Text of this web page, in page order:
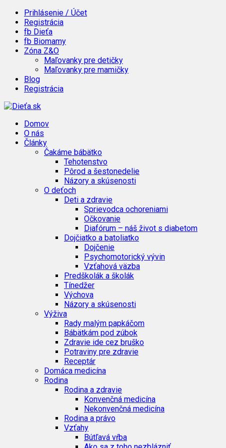
Prihlásenie / Účet
Registrácia
fb Dieťa
fb Biomamy
Zóna Z&O
Maľovanky pre detičky
Maľovanky pre mamičky
Blog
Registrácia
Domov
O nás
Články
Čakáme bábätko
Tehotenstvo
Pôrod a šestonedelie
Názory a skúsenosti
O deťoch
Deti a zdravie
Sprievodca ochoreniami
Očkovanie
Diafórum – náš život s diabetom
Dojčiatko a batoliatko
Dojčenie
Psychomotorický vývin
Vzťahová väzba
Predškolák a školák
Tínedžer
Výchova
Názory a skúsenosti
Výživa
Rady malým papkáčom
Bábätkám pod zúbok
Zdravie ide cez bruško
Potraviny pre zdravie
Receptár
Domáca medicína
Rodina
Rodina a zdravie
Konvenčná medicína
Nekonvenčná medicína
Rodina a právo
Vzťahy
Bútľavá vŕba